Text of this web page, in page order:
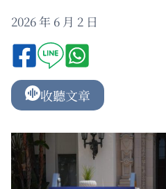
2026 年 6 月 2 日
收聽文章